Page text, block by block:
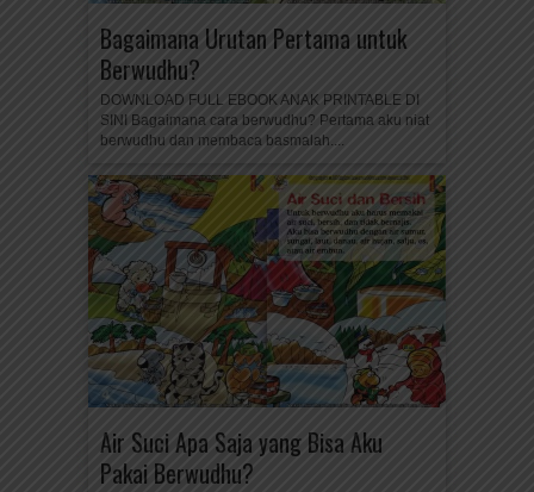
Bagaimana Urutan Pertama untuk
Berwudhu?
DOWNLOAD FULL EBOOK ANAK PRINTABLE DI
SINI Bagaimana cara berwudhu? Pertama aku niat
berwudhu dan membaca basmalah....
Air Suci Apa Saja yang Bisa Aku
Pakai Berwudhu?